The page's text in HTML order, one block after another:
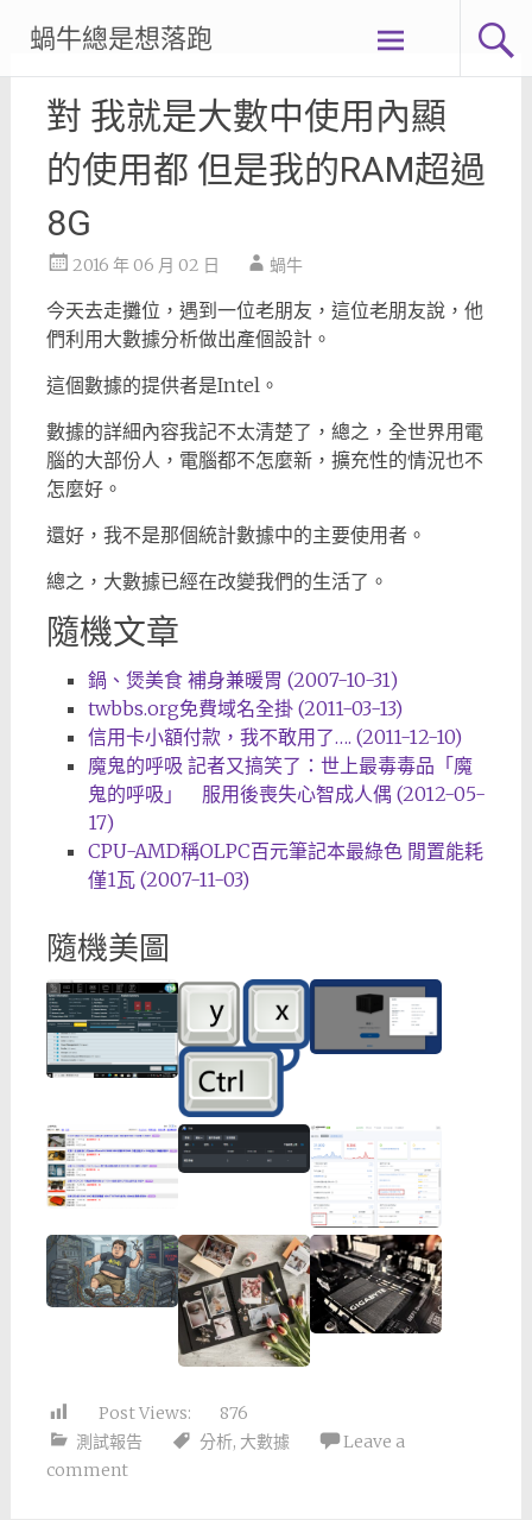
content
蝸牛總是想落跑
對 我就是大數中使用內顯
的使用都 但是我的RAM超過
8G
2016 年 06 月 02 日 蝸牛
今天去走攤位，遇到一位老朋友，這位老朋友說，他
們利用大數據分析做出產個設計。
這個數據的提供者是Intel。
數據的詳細內容我記不太清楚了，總之，全世界用電
腦的大部份人，電腦都不怎麼新，擴充性的情況也不
怎麼好。
還好，我不是那個統計數據中的主要使用者。
總之，大數據已經在改變我們的生活了。
隨機文章
鍋、煲美食 補身兼暖胃 (2007-10-31)
twbbs.org免費域名全掛 (2011-03-13)
信用卡小額付款，我不敢用了…. (2011-12-10)
魔鬼的呼吸 記者又搞笑了：世上最毒毒品「魔
鬼的呼吸」 服用後喪失心智成人偶 (2012-05-
17)
CPU-AMD稱OLPC百元筆記本最綠色 閒置能耗
僅1瓦 (2007-11-03)
隨機美圖
Post Views:
876
測試報告
分析, 大數據
Leave a
comment